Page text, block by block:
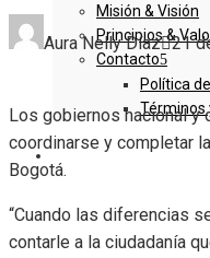
Misión & Visión
Principios &
Contacto
Política
Términos
DENUNCIE
Aura Nelly Díaz 21
Los gobiernos nacional y
coordinarse y completar
Bogotá.
“Cuando las diferencias
contarle a la ciudadanía